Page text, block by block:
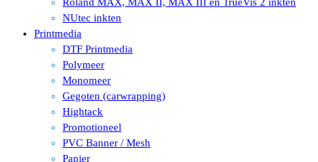
NUtec inkten
Printmedia
DTF Printmedia
Polymeer
Monomeer
Gegoten (carwrapping)
Hightack
Promotioneel
PVC Banner / Mesh
Papier